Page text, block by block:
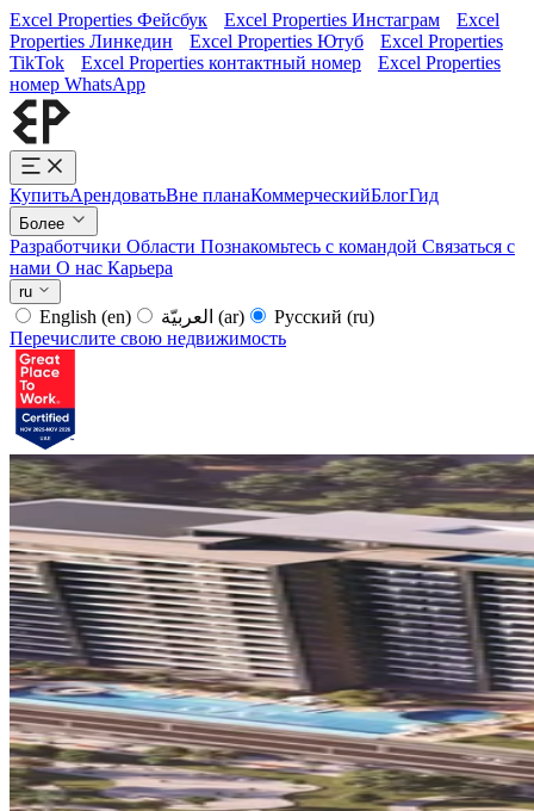
Excel Properties Фейсбук Excel Properties Инстаграм
Excel
Properties Линкедин
Excel Properties Ютуб
Excel Properties
TikTok
Excel Properties контактный номер
Excel Properties
номер WhatsApp
КупитьАрендоватьВне планаКоммерческийБлогГид
Более
Разработчики Области Познакомьтесь с командой Связаться с
нами О нас Карьера
ru
English (en) (ar) Русский (ru)
Перечислите свою недвижимость